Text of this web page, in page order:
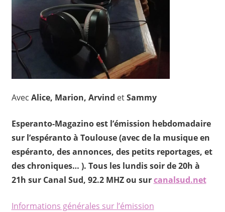
Avec Alice, Marion, Arvind etSammy
Esperanto-Magazino est l’émission hebdomadaire
sur l’espéranto à Toulouse (avec de la musique en
espéranto, des annonces, des petits reportages, et
des chroniques… ). Tous les lundis soir de 20h à
21h sur Canal Sud, 92.2 MHZ ou surcanalsud.net
Informations générales sur l’émission